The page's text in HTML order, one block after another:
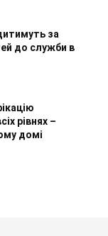
за
до служби в
рівнях –
домі